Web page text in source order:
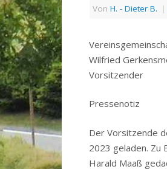
Von H. - Dieter B. |
Wilfried
Vorsitzender
Pressenotiz
Der Vorsitzende
2023 geladen. Zu
Harald Maaß